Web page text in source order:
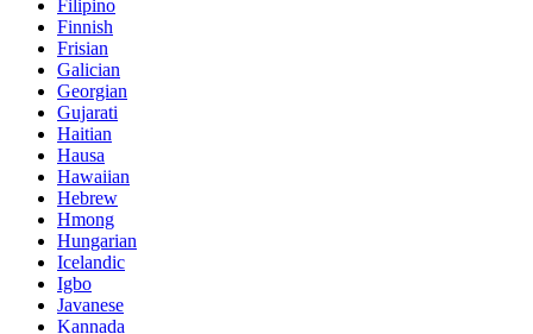
Filipino
Finnish
Frisian
Galician
Georgian
Gujarati
Haitian
Hausa
Hawaiian
Hebrew
Hmong
Hungarian
Icelandic
Igbo
Javanese
Kannada